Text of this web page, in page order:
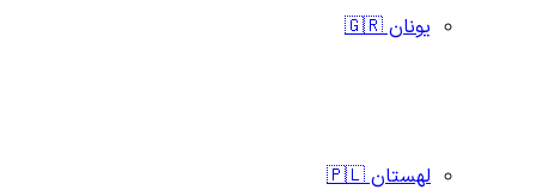
یونان 🇬🇷
لهستان 🇵🇱